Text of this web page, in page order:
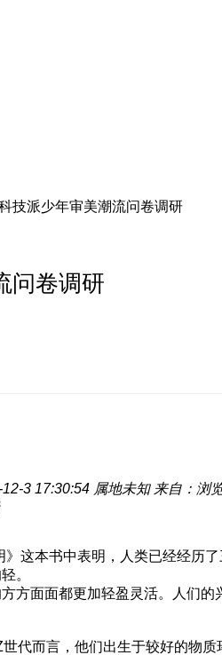
技派少年审美潮流问卷调研
问卷调研
3 17:30:54 属地未知 来自：浏
》这本书中表明，人类已经经历
。
方面面都更加轻盈灵活。人们
代而言，他们出生于较好的物